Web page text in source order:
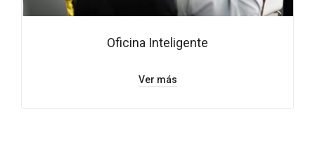
Oficina Inteligente
Ver más